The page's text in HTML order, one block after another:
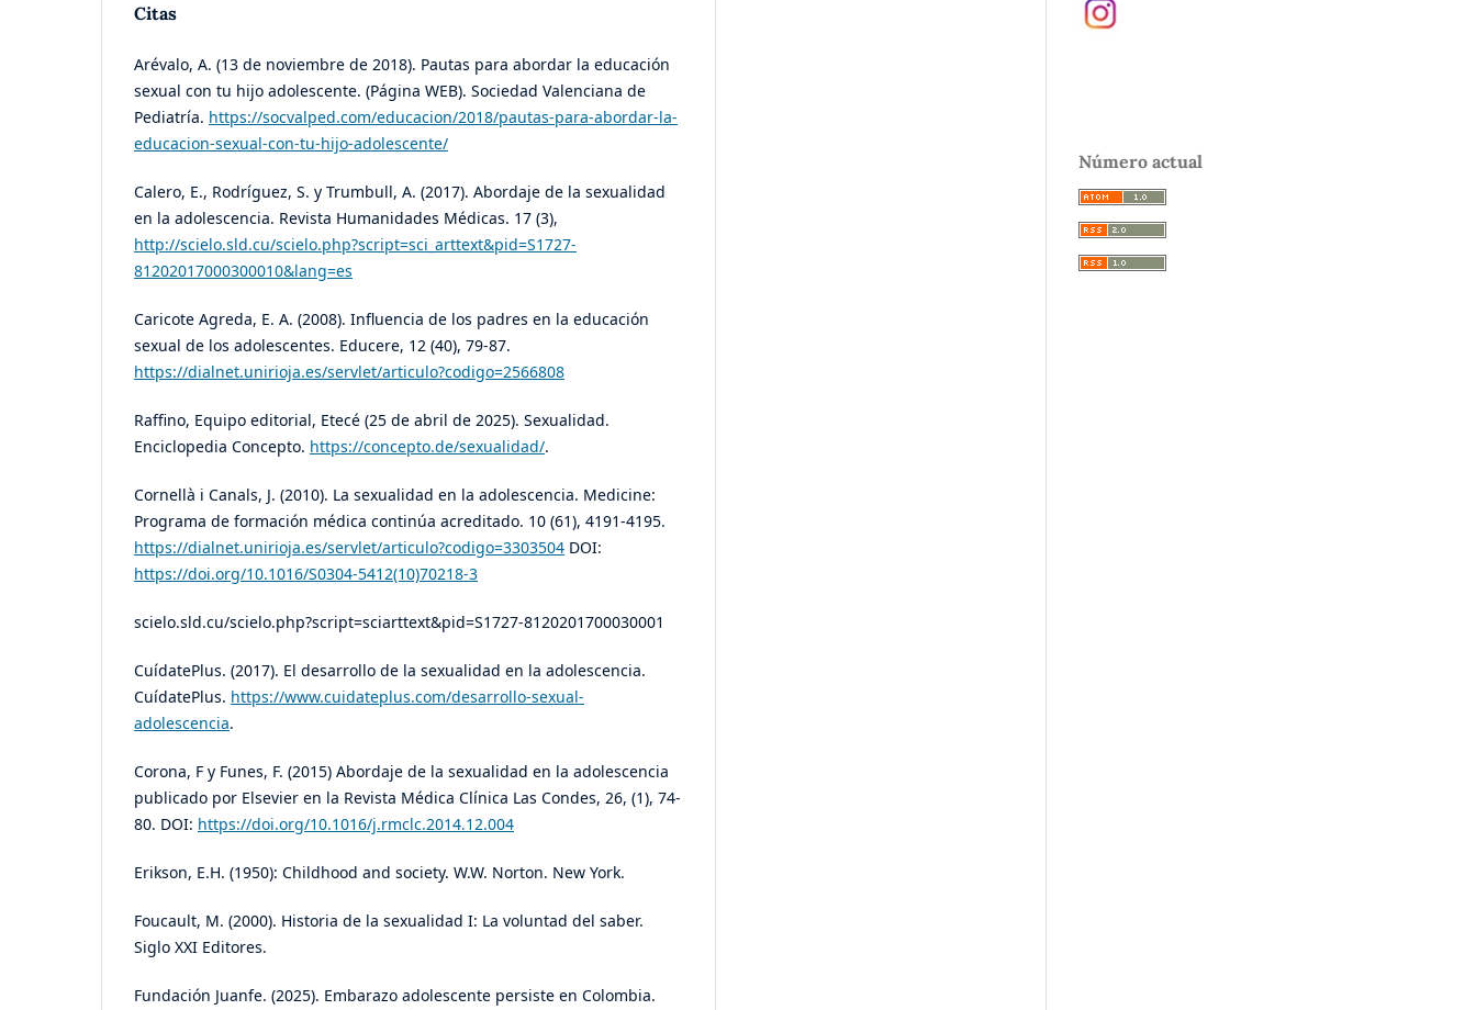
Citas
Arévalo, A. (13 de noviembre de 2018). Pautas para abordar la educación
sexual con tu hijo adolescente. (Página WEB). Sociedad Valenciana de
Pediatría. https://socvalped.com/educacion/2018/pautas-para-abordar-la-
educacion-sexual-con-tu-hijo-adolescente/
Calero, E., Rodríguez, S. y Trumbull, A. (2017). Abordaje de la sexualidad
en la adolescencia. Revista Humanidades Médicas. 17 (3),
http://scielo.sld.cu/scielo.php?script=sci_arttext&pid=S1727-
81202017000300010&lang=es
Caricote Agreda, E. A. (2008). Influencia de los padres en la educación
sexual de los adolescentes. Educere, 12 (40), 79-87.
https://dialnet.unirioja.es/servlet/articulo?codigo=2566808
Raffino, Equipo editorial, Etecé (25 de abril de 2025). Sexualidad.
Enciclopedia Concepto. https://concepto.de/sexualidad/.
Cornellà i Canals, J. (2010). La sexualidad en la adolescencia. Medicine:
Programa de formación médica continúa acreditado. 10 (61), 4191-4195.
https://dialnet.unirioja.es/servlet/articulo?codigo=3303504 DOI:
https://doi.org/10.1016/S0304-5412(10)70218-3
scielo.sld.cu/scielo.php?script=sciarttext&pid=S1727-8120201700030001
CuídatePlus. (2017). El desarrollo de la sexualidad en la adolescencia.
CuídatePlus. https://www.cuidateplus.com/desarrollo-sexual-
adolescencia.
Corona, F y Funes, F. (2015) Abordaje de la sexualidad en la adolescencia
publicado por Elsevier en la Revista Médica Clínica Las Condes, 26, (1), 74-
80. DOI: https://doi.org/10.1016/j.rmclc.2014.12.004
Erikson, E.H. (1950): Childhood and society. W.W. Norton. New York.
Foucault, M. (2000). Historia de la sexualidad I: La voluntad del saber.
Siglo XXI Editores.
Fundación Juanfe. (2025). Embarazo adolescente persiste en Colombia.
Número actual